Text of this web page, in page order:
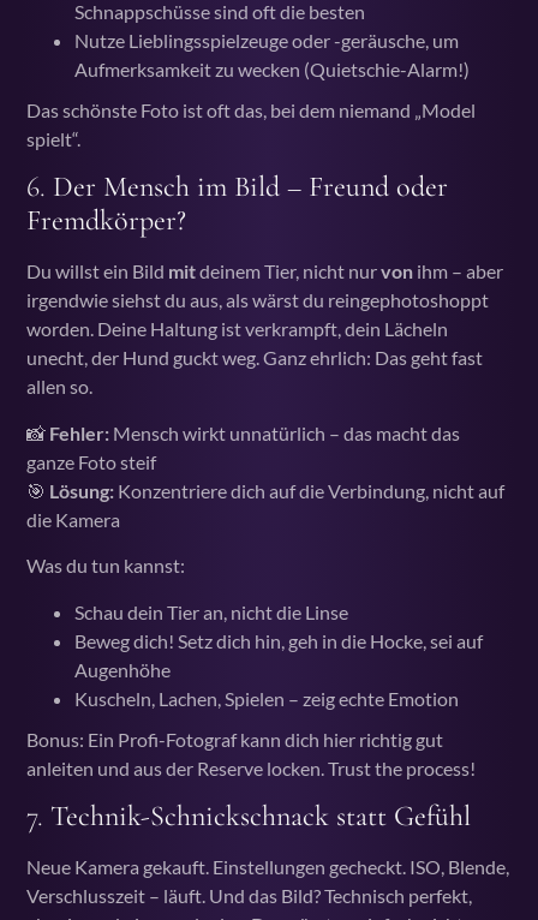
Schnappschüsse sind oft die besten
Nutze Lieblingsspielzeuge oder -geräusche, um
Aufmerksamkeit zu wecken (Quietschie-Alarm!)
Das schönste Foto ist oft das, bei dem niemand „Model
spielt“.
6. Der Mensch im Bild – Freund oder
Fremdkörper?
Du willst ein Bild mitdeinem Tier, nicht nurvon ihm – aber
irgendwie siehst du aus, als wärst du reingephotoshoppt
worden. Deine Haltung ist verkrampft, dein Lächeln
unecht, der Hund guckt weg. Ganz ehrlich: Das geht fast
allen so.
📸 Fehler: Mensch wirkt unnatürlich – das macht das
ganze Foto steif
🎯 Lösung: Konzentriere dich auf die Verbindung, nicht auf
die Kamera
Was du tun kannst:
Schau dein Tier an, nicht die Linse
Beweg dich! Setz dich hin, geh in die Hocke, sei auf
Augenhöhe
Kuscheln, Lachen, Spielen – zeig echte Emotion
Bonus: Ein Profi-Fotograf kann dich hier richtig gut
anleiten und aus der Reserve locken. Trust the process!
7. Technik-Schnickschnack statt Gefühl
Neue Kamera gekauft. Einstellungen gecheckt. ISO, Blende,
Verschlusszeit – läuft. Und das Bild? Technisch perfekt,